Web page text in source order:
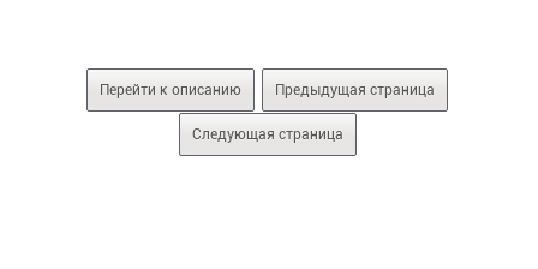
Перейти к описанию Предыдущая страница
Следующая страница